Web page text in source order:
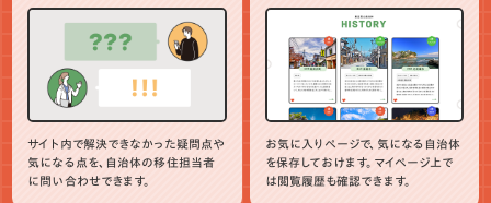
サイト内で解決できなかった疑問点や
気になる点を、自治体の移住担当者
に問い合わせできます。
お気に入りページで、気になる自治体
を保存しておけます。マイページ上で
は閲覧履歴も確認できます。